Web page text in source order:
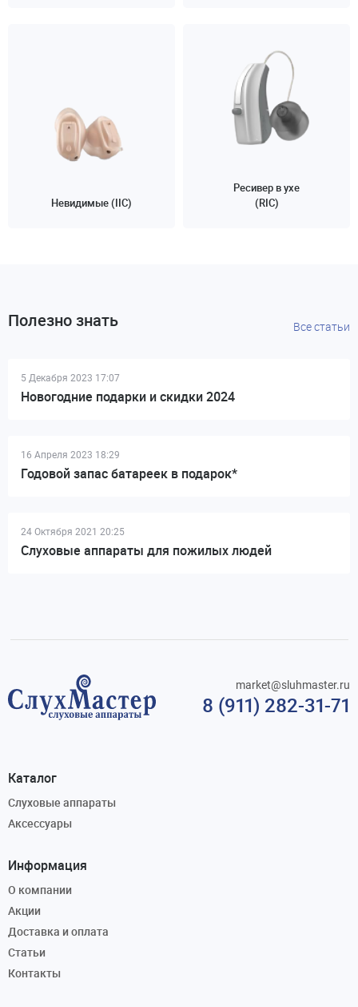
Невидимые (IIC)
Ресивер в ухе
(RIC)
Полезно знать Все статьи
5 Декабря 2023 17:07
Новогодние подарки и скидки 2024
16 Апреля 2023 18:29
Годовой запас батареек в подарок*
24 Октября 2021 20:25
Слуховые аппараты для пожилых людей
8 (911) 282-31-71
market@sluhmaster.ru
Каталог
Слуховые аппараты
Аксессуары
Информация
О компании
Акции
Доставка и оплата
Статьи
Контакты